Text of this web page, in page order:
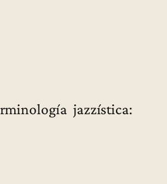
jazzística: